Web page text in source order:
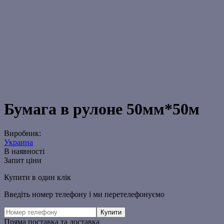
Бумага в рулоне 50мм*50м
Виробник:
Украина
В наявності
Запит ціни
Купити в один клік
Введіть номер телефону і ми перетелефонуємо
Пряма поставка та доставка